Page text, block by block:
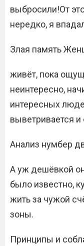
выбросили!От
нередко, я
Злая память
живёт, пока
неинтересно,
интересных
выветривается
Анализ нумбер
А уж дешёвкой
было известно,
жить за чужой
зоны.
Принципы и